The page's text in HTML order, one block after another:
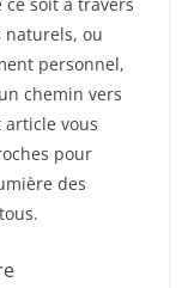
naturels, ou
personnel,
chemin vers
vous
pour
des